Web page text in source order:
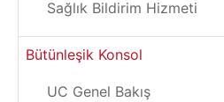
Sağlık Bildirim Hizmeti
Bütünleşik Konsol
UC Genel Bakış